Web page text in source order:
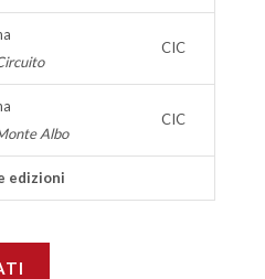
CIC
Albo
CIC
edizioni